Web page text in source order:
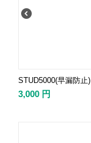
STUD5000(早漏防止)
3,000 円